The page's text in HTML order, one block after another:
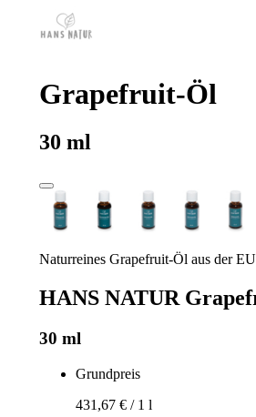
Grapefruit-Öl
30 ml
Naturreines Grapefruit-Öl aus der
HANS NATUR
30 ml
Grundpreis
431,67 € / 1 l